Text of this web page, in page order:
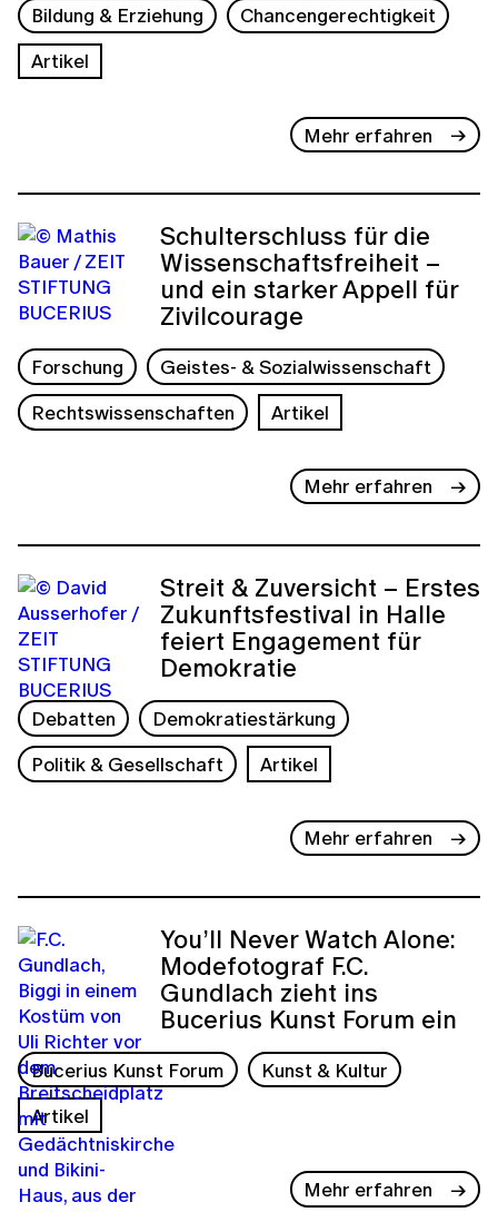
Bildung & Erziehung
Chancengerechtigkeit
Artikel
Mehr erfahren
Schulterschluss für die
Wissenschaftsfreiheit –
und ein starker Appell für
Zivilcourage
Forschung
Geistes- & Sozialwissenschaft
Rechtswissenschaften
Artikel
Mehr erfahren
Streit & Zuversicht – Erstes
Zukunftsfestival in Halle
feiert Engagement für
Demokratie
Debatten
Demokratiestärkung
Politik & Gesellschaft
Artikel
Mehr erfahren
You’ll Never Watch Alone:
Modefotograf F.C.
Gundlach zieht ins
Bucerius Kunst Forum ein
Bucerius Kunst Forum
Kunst & Kultur
Artikel
Mehr erfahren